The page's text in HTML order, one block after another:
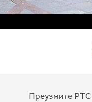
Преузмите РТС